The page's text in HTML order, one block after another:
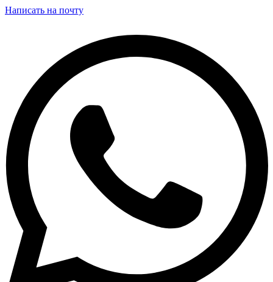
Написать на почту